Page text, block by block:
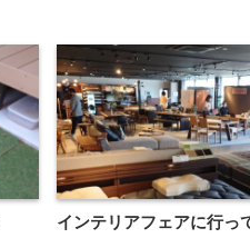
インテリアフェアに行っ